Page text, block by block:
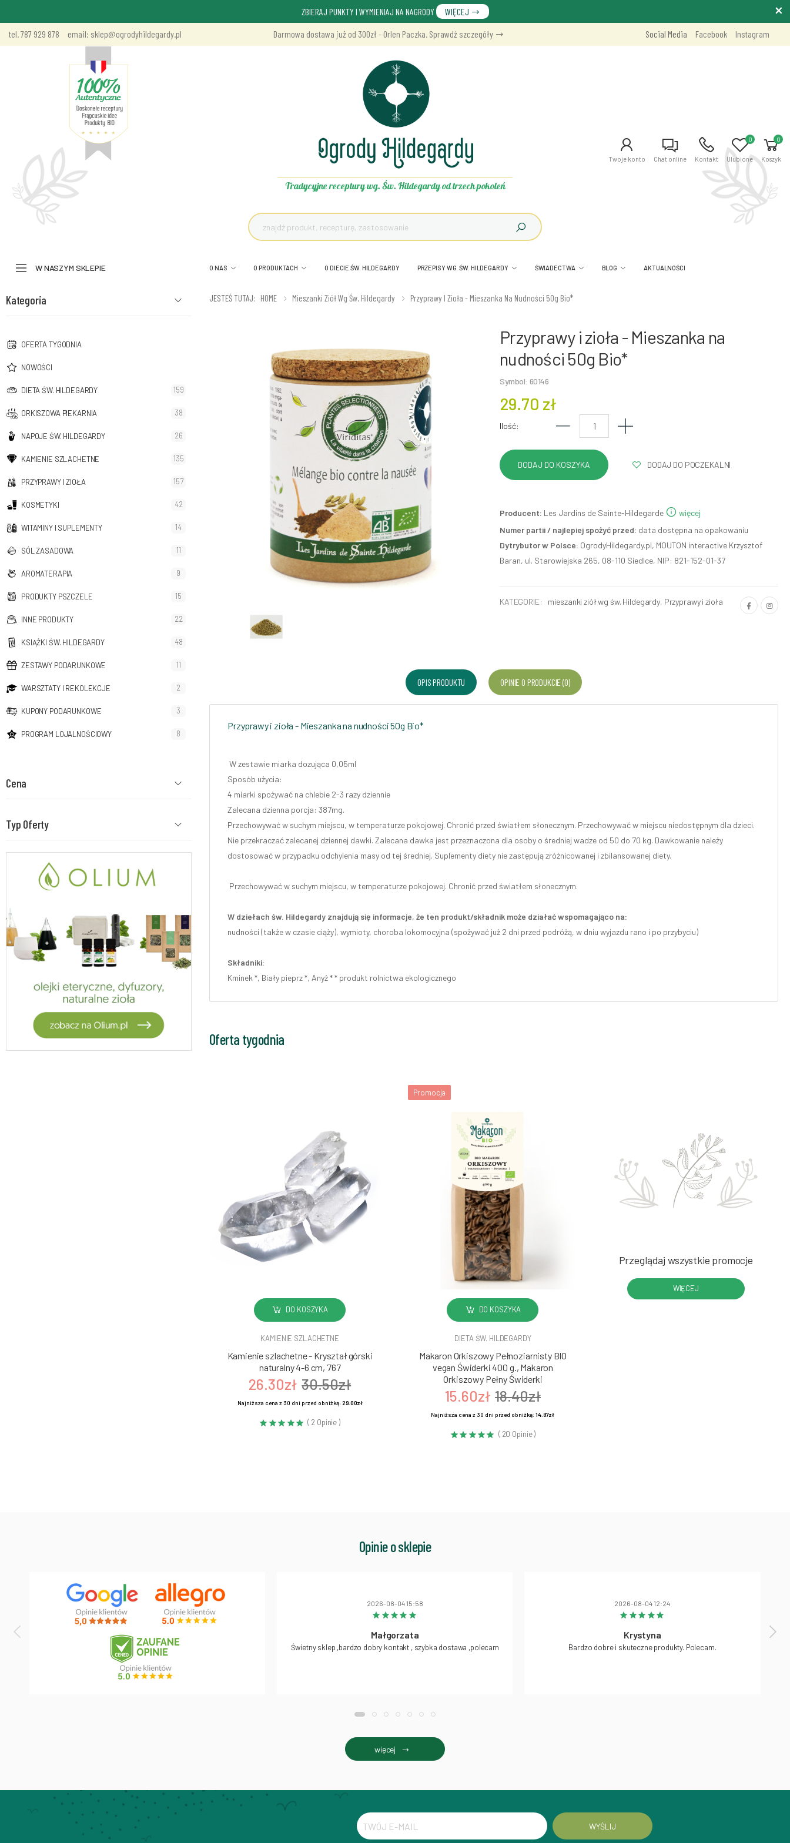
ZBIERAJ PUNKTY I WYMIENIAJ NA NAGRODY
WIĘCEJ
tel. 787 929 878
email: sklep@ogrodyhildegardy.pl Darmowa dostawa już od 300zł - Orlen Paczka. Sprawdź szczegóły Social Media Facebook Instagram
Tradycyjne receptury wg. Św. Hildegardy od trzech pokoleń
Twoje konto Chat online Kontakt Ulubione
0 0
Koszyk
W NASZYM SKLEPIE O NAS O PRODUKTACH O DIECIE ŚW. HILDEGARDY PRZEPISY WG. ŚW. HILDEGARDY ŚWIADECTWA BLOG AKTUALNOŚCI
Kategoria
OFERTA TYGODNIA
NOWOŚCI
DIETA ŚW. HILDEGARDY 159
ORKISZOWA PIEKARNIA 38
NAPOJE ŚW. HILDEGARDY 26
KAMIENIE SZLACHETNE 135
PRZYPRAWY I ZIOŁA 157
KOSMETYKI 42
WITAMINY I SUPLEMENTY 14
SÓL ZASADOWA 11
AROMATERAPIA 9
PRODUKTY PSZCZELE 15
INNE PRODUKTY 22
KSIĄŻKI ŚW. HILDEGARDY 48
ZESTAWY PODARUNKOWE 11
WARSZTATY I REKOLEKCJE 2
KUPONY PODARUNKOWE 3
PROGRAM LOJALNOŚCIOWY 8
Cena
Typ Oferty
JESTEŚ TUTAJ: HOME Mieszanki Ziół Wg Św. Hildegardy Przyprawy I Zioła - Mieszanka Na Nudności 50g Bio*
Przyprawy i zioła - Mieszanka na
nudności 50g Bio*
Symbol: 60146
29.70 zł
Ilość:
DODAJ DO POCZEKALNI
Producent: Les Jardins de Sainte-Hildegarde
więcej
Numer partii / najlepiej spożyć przed: data dostępna na opakowaniu
Dytrybutor w Polsce: OgrodyHildegardy.pl, MOUTON interactive Krzysztof
Baran, ul. Starowiejska 265, 08-110 Siedlce, NIP: 821-152-01-37
KATEGORIE: mieszanki ziół wg św. Hildegardy, Przyprawy i zioła
OPIS PRODUKTU OPINIE O PRODUKCIE (0)
Przyprawy i zioła - Mieszanka na nudności 50g Bio*
W zestawie miarka dozująca 0,05ml
Sposób użycia:
4 miarki spożywać na chlebie 2-3 razy dziennie
Zalecana dzienna porcja: 387mg.
Przechowywać w suchym miejscu, w temperaturze pokojowej. Chronić przed światłem słonecznym. Przechowywać w miejscu niedostępnym dla dzieci.
Nie przekraczać zalecanej dziennej dawki. Zalecana dawka jest przeznaczona dla osoby o średniej wadze od 50 do 70 kg. Dawkowanie należy
dostosować w przypadku odchylenia masy od tej średniej. Suplementy diety nie zastępują zróżnicowanej i zbilansowanej diety.
Przechowywać w suchym miejscu, w temperaturze pokojowej. Chronić przed światłem słonecznym.
W dziełach św. Hildegardy znajdują się informacje, że ten produkt/składnik może działać wspomagająco na:
nudności (także w czasie ciąży), wymioty, choroba lokomocyjna (spożywać już 2 dni przed podróżą, w dniu wyjazdu rano i po przybyciu)
Składniki:
Kminek *, Biały pieprz *, Anyż * * produkt rolnictwa ekologicznego
Oferta tygodnia
DO KOSZYKA
KAMIENIE SZLACHETNE
Kamienie szlachetne - Kryształ górski
naturalny 4-6 cm, 767
26.30zł 30.50zł
Najniższa cena z 30 dni przed obniżką:29.00zł
( 2 Opinie )
Promocja
DO KOSZYKA
DIETA ŚW. HILDEGARDY
Makaron Orkiszowy Pełnoziarnisty BIO
vegan Świderki 400 g., Makaron
Orkiszowy Pełny Świderki
15.60zł 18.40zł
Najniższa cena z 30 dni przed obniżką:14.87zł
( 20 Opinie )
Przeglądaj wszystkie promocje
WIĘCEJ
Opinie o sklepie
2026-08-04 15:58
Małgorzata
Świetny sklep ,bardzo dobry kontakt , szybka dostawa ,polecam
2026-08-04 12:24
Krystyna
Bardzo dobre i skuteczne produkty. Polecam.
więcej
WYŚLIJ